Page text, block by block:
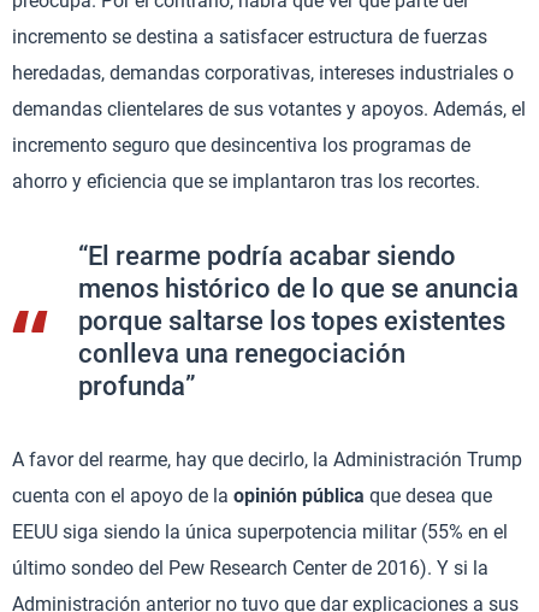
incremento se destina a satisfacer estructura de fuerzas
heredadas, demandas corporativas, intereses industriales o
demandas clientelares de sus votantes y apoyos. Además, el
incremento seguro que desincentiva los programas de
ahorro y eficiencia que se implantaron tras los recortes.
“El rearme podría acabar siendo
menos histórico de lo que se anuncia
porque saltarse los topes existentes
conlleva una renegociación
profunda”
A favor del rearme, hay que decirlo, la Administración Trump
cuenta con el apoyo de la opinión pública que desea que
EEUU siga siendo la única superpotencia militar (55% en el
último sondeo del Pew Research Center de 2016). Y si la
Administración anterior no tuvo que dar explicaciones a sus